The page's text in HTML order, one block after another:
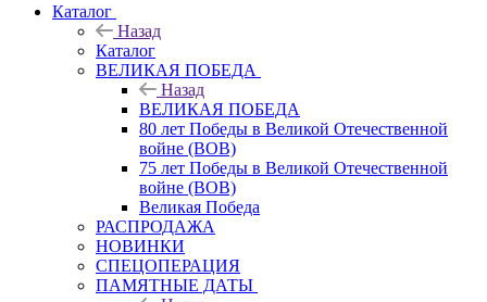
Каталог
Назад
Каталог
ВЕЛИКАЯ ПОБЕДА
Назад
ВЕЛИКАЯ ПОБЕДА
80 лет Победы в Великой Отечественной
войне (ВОВ)
75 лет Победы в Великой Отечественной
войне (ВОВ)
Великая Победа
РАСПРОДАЖА
НОВИНКИ
СПЕЦОПЕРАЦИЯ
ПАМЯТНЫЕ ДАТЫ